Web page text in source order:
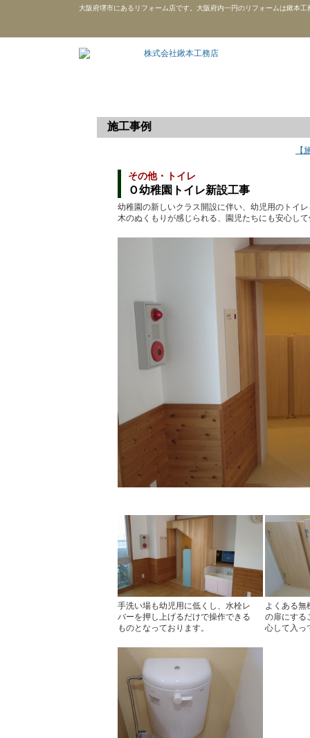
大阪府堺市にあるリフォーム店です。大阪府内一円のリフォームは鍬本工
施工事例
【
その他・トイレ
Ｏ幼稚園トイレ新設工事
幼稚園の新しいクラス開設に伴い、幼児用のトイ
木のぬくもりが感じられる、園児たちにも安心し
手洗い場も幼児用に低くし、水栓レ
バーを押し上げるだけで操作できる
ものとなっております。
よくある無
の扉にする
心して入っ